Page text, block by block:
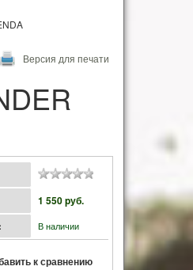
Версия для печати
1 550 pуб.
В наличии
к сравнению